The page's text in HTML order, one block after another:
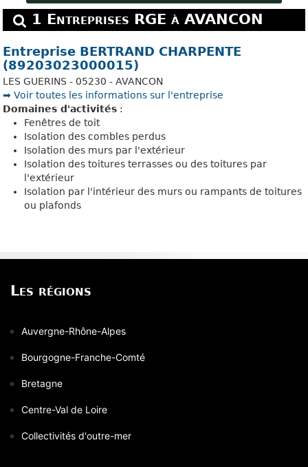
1 Entreprises RGE à AVANCON
Entreprise BERTRAND CHARPENTE
(89203023000015)
LES GUERINS - 05230 - AVANCON
➡️ Voir toutes les informations sur l'entreprise
Domaines d'activités :
Fenêtres de toit
Isolation des combles perdus
Isolation des murs par l'extérieur
Isolation des toitures terrasses ou des toitures par
l'extérieur
Isolation par l'intérieur des murs ou rampants de toitures
ou plafonds
Les régions
Auvergne-Rhône-Alpes
Bourgogne-Franche-Comté
Bretagne
Centre-Val de Loire
Collectivités d'outre-mer